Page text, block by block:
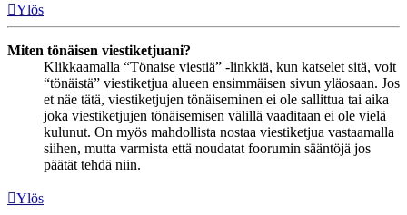
Ylös
Miten tönäisen viestiketjuani?
Klikkaamalla “Tönaise viestiä” -linkkiä, kun katselet sitä, voit
“tönäistä” viestiketjua alueen ensimmäisen sivun yläosaan. Jos
et näe tätä, viestiketjujen tönäiseminen ei ole sallittua tai aika
joka viestiketjujen tönäisemisen välillä vaaditaan ei ole vielä
kulunut. On myös mahdollista nostaa viestiketjua vastaamalla
siihen, mutta varmista että noudatat foorumin sääntöjä jos
päätät tehdä niin.
Ylös